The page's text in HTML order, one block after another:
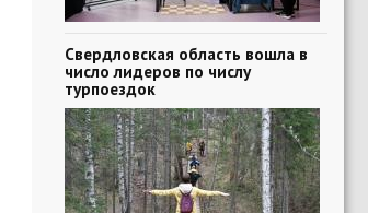
Свердловская область вошла в
число лидеров по числу
турпоездок